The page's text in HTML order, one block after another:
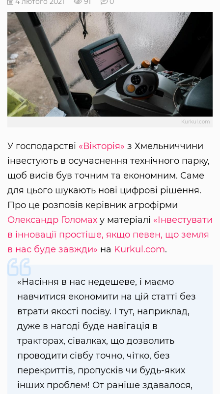
Kurkul.com
У господарстві «Вікторія» з Хмельниччини
інвестують в осучаснення технічного парку,
щоб висів був точним та економним. Саме
для цього шукають нові цифрові рішення.
Про це розповів керівник агрофірми
Олександр Голомах у матеріалі «Інвестувати
в інновації простіше, якщо певен, що земля
в нас буде завжди» на Kurkul.com.
«Насіння в нас недешеве, і маємо
навчитися економити на цій статті без
втрати якості посіву. І тут, наприклад,
дуже в нагоді буде навігація в
тракторах, сівалках, що дозволить
проводити сівбу точно, чітко, без
перекриттів, пропусків чи будь-яких
інших проблем! От раніше здавалося,